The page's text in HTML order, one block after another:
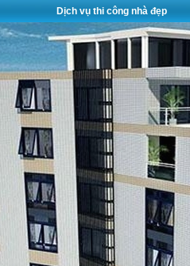
Dịch vụ thi công nhà đẹp